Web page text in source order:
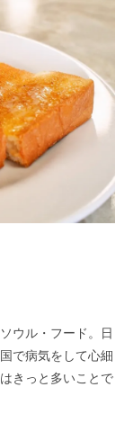
ウル・フード。日
で病気をして心細
きっと多いことで